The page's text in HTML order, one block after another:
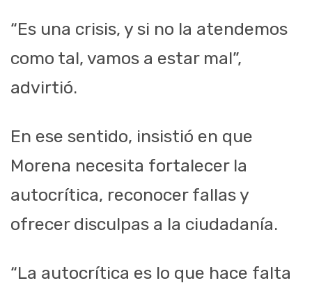
“Es una crisis, y si no la atendemos
como tal, vamos a estar mal”,
advirtió.
En ese sentido, insistió en que
Morena necesita fortalecer la
autocrítica, reconocer fallas y
ofrecer disculpas a la ciudadanía.
“La autocrítica es lo que hace falta